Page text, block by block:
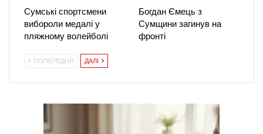
Сумські спортсмени
вибороли медалі у
пляжному волейболі
Богдан Ємець з
Сумщини загинув на
фронті
ПОПЕРЕДНЯ ДАЛІ